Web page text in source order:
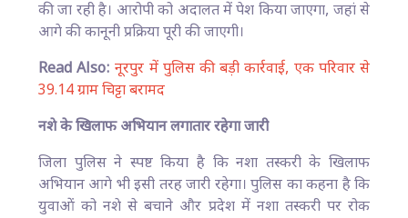
की जा रही है। आरोपी को अदालत में पेश किया जाएगा, जहां से
आगे की कानूनी प्रक्रिया पूरी की जाएगी।
Read Also:नूरपुर में पुलिस की बड़ी कार्रवाई, एक परिवार से
39.14 ग्राम चिट्टा बरामद
नशे के खिलाफ अभियान लगातार रहेगा जारी
जिला पुलिस ने स्पष्ट किया है कि नशा तस्करी के खिलाफ
अभियान आगे भी इसी तरह जारी रहेगा। पुलिस का कहना है कि
युवाओं को नशे से बचाने और प्रदेश में नशा तस्करी पर रोक